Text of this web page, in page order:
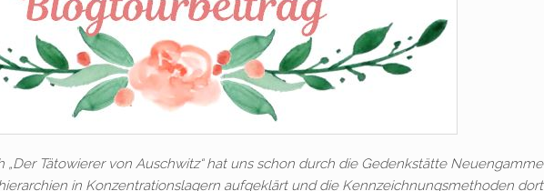
Tätowierer von Auschwitz“ hat uns schon durch die Gedenkstätte Neuengamme
in Konzentrationslagern aufgeklärt und die Kennzeichnungsmethoden dort